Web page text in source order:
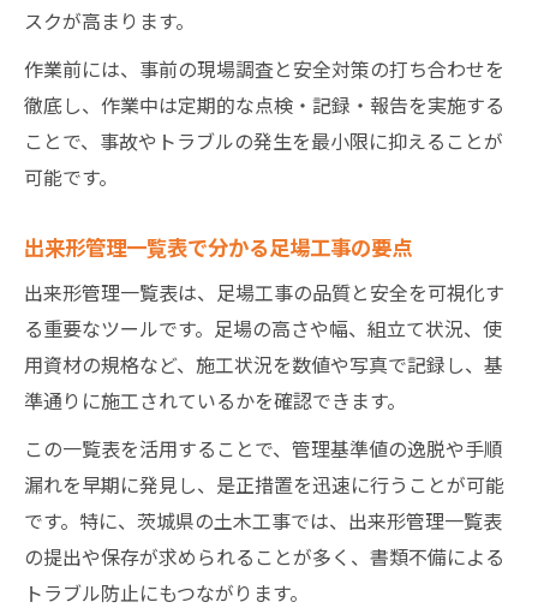
スクが高まります。
作業前には、事前の現場調査と安全対策の打ち合わせを
徹底し、作業中は定期的な点検・記録・報告を実施する
ことで、事故やトラブルの発生を最小限に抑えることが
可能です。
出来形管理一覧表で分かる足場工事の要点
出来形管理一覧表は、足場工事の品質と安全を可視化す
る重要なツールです。足場の高さや幅、組立て状況、使
用資材の規格など、施工状況を数値や写真で記録し、基
準通りに施工されているかを確認できます。
この一覧表を活用することで、管理基準値の逸脱や手順
漏れを早期に発見し、是正措置を迅速に行うことが可能
です。特に、茨城県の土木工事では、出来形管理一覧表
の提出や保存が求められることが多く、書類不備による
トラブル防止にもつながります。